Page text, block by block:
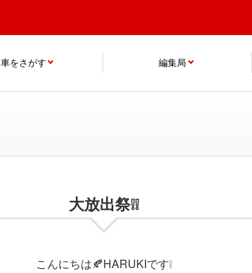
車をさがす 編集局
大放出祭❕❕
こんにちは🍂HARUKIです❕